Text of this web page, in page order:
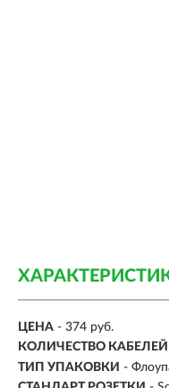
ЦЕНА - 374 руб.
КОЛИЧЕСТВО КАБЕЛЕЙ
ТИП УПАКОВКИ -